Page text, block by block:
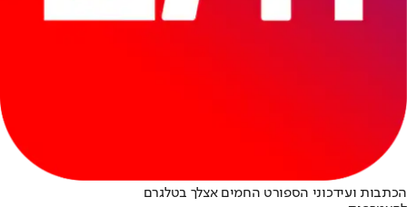
הכתבות ועידכוני הספורט החמים אצלך בטלגרם